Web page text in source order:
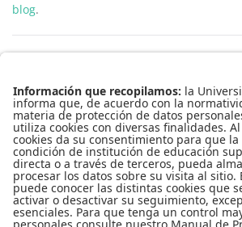
blog.
Conecta-TE | Centro de Innovación en
Edificio Pedro Navas, 1er piso
Teléfono: 3394949
Extensión: 3930
Todos los